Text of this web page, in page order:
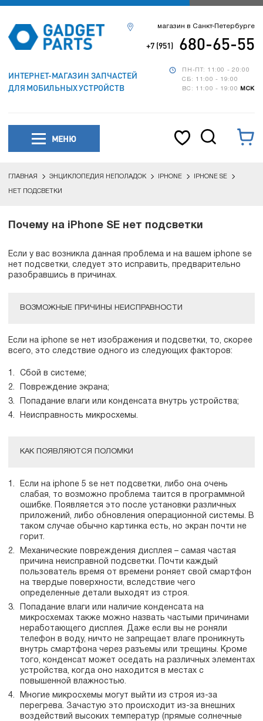
ИНТЕРНЕТ-МАГАЗИН ЗАПЧАСТЕЙ
ДЛЯ МОБИЛЬНЫХ УСТРОЙСТВ
ПН-ПТ: 11:00 - 20:00
СБ: 11:00 - 19:00
ВС: 11:00 - 19:00
МСК
магазин в Санкт-Петербурге
+7 (951) 680-65-55
МЕНЮ
ГЛАВНАЯ ЭНЦИКЛОПЕДИЯ НЕПОЛАДОК IPHONE IPHONE SE
НЕТ ПОДСВЕТКИ
Почему на iPhone SE нет подсветки
Если у вас возникла данная проблема и на вашем iphone se
нет подсветки, следует это исправить, предварительно
разобравшись в причинах.
ВОЗМОЖНЫЕ ПРИЧИНЫ НЕИСПРАВНОСТИ
Если на iphone se нет изображения и подсветки, то, скорее
всего, это следствие одного из следующих факторов:
Сбой в системе;
Повреждение экрана;
Попадание влаги или конденсата внутрь устройства;
Неисправность микросхемы.
КАК ПОЯВЛЯЮТСЯ ПОЛОМКИ
Если на iphone 5 se нет подсветки, либо она очень
слабая, то возможно проблема таится в программной
ошибке. Появляется это после установки различных
приложений, либо обновления операционной системы. В
таком случае обычно картинка есть, но экран почти не
горит.
Механические повреждения дисплея – самая частая
причина неисправной подсветки. Почти каждый
пользователь время от времени роняет свой смартфон
на твердые поверхности, вследствие чего
определенные детали выходят из строя.
Попадание влаги или наличие конденсата на
микросхемах также можно назвать частыми причинами
неработающего дисплея. Даже если вы не роняли
телефон в воду, ничто не запрещает влаге проникнуть
внутрь смартфона через разъемы или трещины. Кроме
того, конденсат может оседать на различных элементах
устройства, когда оно находится в местах с
повышенной влажностью.
Многие микросхемы могут выйти из строя из-за
перегрева. Зачастую это происходит из-за внешних
воздействий высоких температур (прямые солнечные